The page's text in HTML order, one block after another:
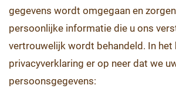
gegevens wordt omgegaan en
persoonlijke informatie die u ons
vertrouwelijk wordt behandeld. In
privacyverklaring er op neer dat we
persoonsgegevens: